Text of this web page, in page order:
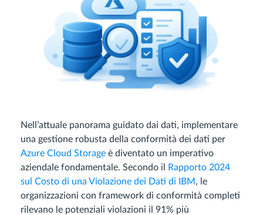
Nell’attuale panorama guidato dai dati, implementare
una gestione robusta della conformità dei dati per
Azure Cloud Storage è diventato un imperativo
aziendale fondamentale. Secondo il
Rapporto 2024
sul Costo di una Violazione dei Dati di IBM , le
organizzazioni con framework di conformità completi
rilevano le potenziali violazioni il 91% più